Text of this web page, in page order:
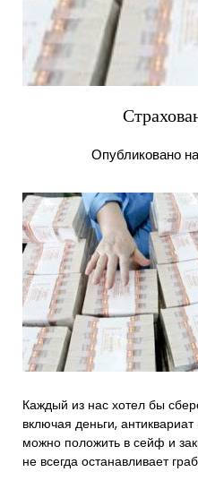
Опубликовано
Каждый из нас хотел бы
включая деньги,
можно положить в сейф и
не всегда останавливает